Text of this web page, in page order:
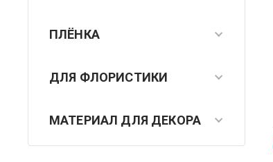
ПЛЁНКА
ДЛЯ ФЛОРИСТИКИ
МАТЕРИАЛ ДЛЯ ДЕКОРА